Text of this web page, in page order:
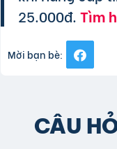
25.000đ.Tìm
Mời bạn bè:
CÂU